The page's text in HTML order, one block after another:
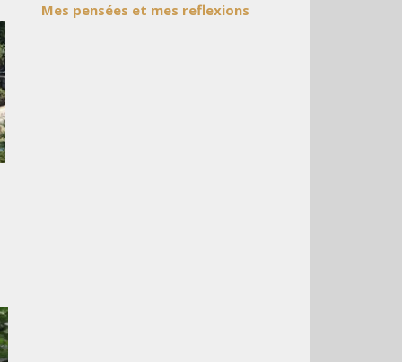
Mes pensées et mes reflexions